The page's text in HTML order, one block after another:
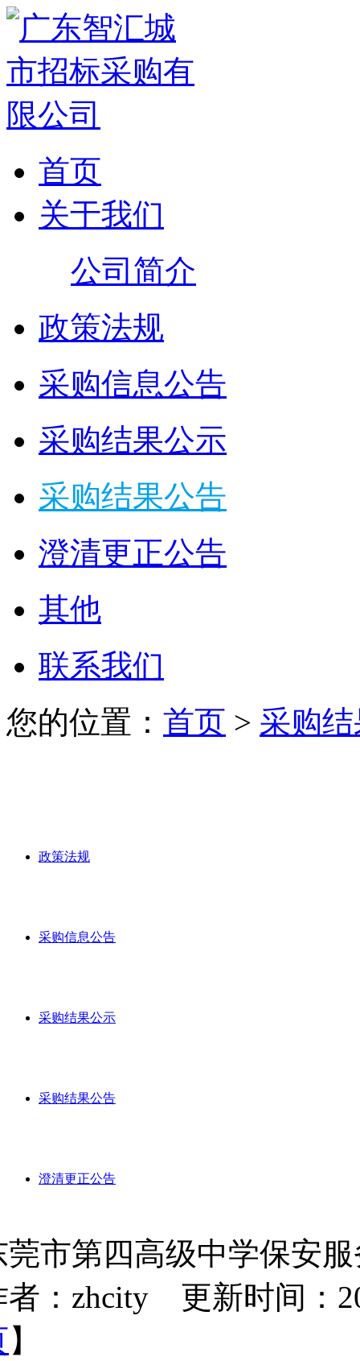
首页
关于我们
公司简介
政策法规
采购信息公告
采购结果公示
采购结果公告
澄清更正公告
其他
联系我们
您的位置： 首页 > 采购
政策法规
采购信息公告
采购结果公示
采购结果公告
澄清更正公告
莞市第四高级中学保安
者：zhcity 更新时间：
】